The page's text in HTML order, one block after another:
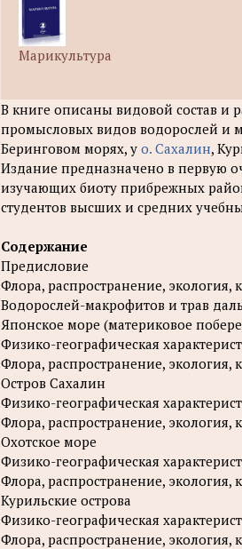
Марикультура
В книге описаны видовой состав и
промысловых видов водорослей и
Беринговом морях, у о. Сахалин,
Издание предназначено в первую
изучающих биоту прибрежных
студентов высших и средних
Содержание
Предисловие
Флора, распространение, экология,
Водорослей-макрофитов и трав
Японское море (материковое
Физико-географическая
Флора, распространение,
Остров Сахалин
Физико-географическая
Флора, распространение,
Охотское море
Физико-географическая
Флора, распространение,
Курильские острова
Физико-географическая
Флора, распространение,